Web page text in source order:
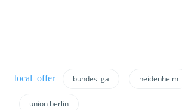
bundesliga heidenheim
union berlin